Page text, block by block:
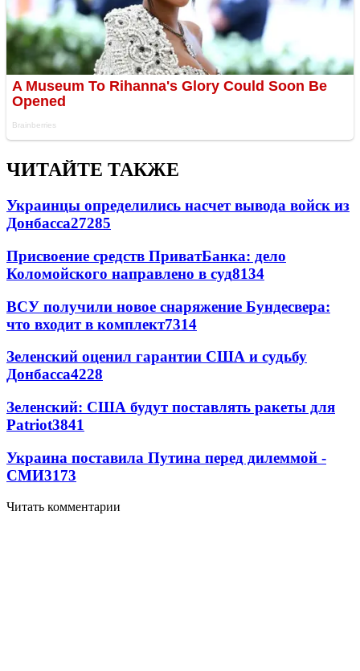
ЧИТАЙТЕ ТАКЖЕ
Украинцы определились насчет вывода войск из
Донбасса27285
Присвоение средств ПриватБанка: дело
Коломойского направлено в суд8134
ВСУ получили новое снаряжение Бундесвера:
что входит в комплект7314
Зеленский оценил гарантии США и судьбу
Донбасса4228
Зеленский: США будут поставлять ракеты для
Patriot3841
Украина поставила Путина перед дилеммой -
СМИ3173
Читать комментарии